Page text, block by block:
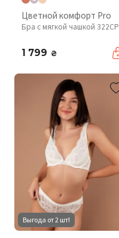
Цветной комфорт Pro
Бра с мягкой чашкой 322CP
1 799 ₴
Выгода от 2 шт!